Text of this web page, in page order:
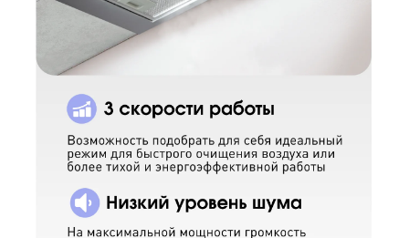
КУПИТЬ В ОДИН КЛИК
Заполните короткую форму —